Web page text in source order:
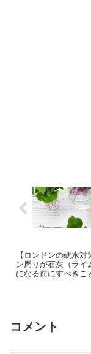
【ロンドンの硬水
ン周りが石灰（ライ
になる前にすべきこ
コメント